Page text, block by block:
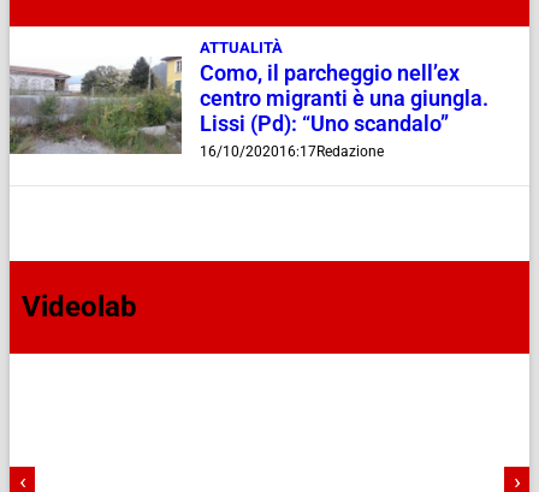
ATTUALITÀ
Como, il parcheggio nell’ex
centro migranti è una giungla.
Lissi (Pd): “Uno scandalo”
16/10/202016:17Redazione
Videolab
‹ ›